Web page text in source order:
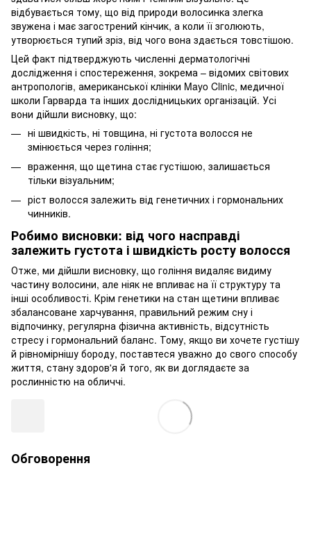
відбувається тому, що від природи волосинка злегка
звужена і має загострений кінчик, а коли її зголюють,
утворюється тупий зріз, від чого вона здається товстішою.
Цей факт підтверджують численні дерматологічні
дослідження і спостереження, зокрема – відомих світових
антропологів, американської клініки Mayo Clinic, медичної
школи Гарварда та інших дослідницьких організацій. Усі
вони дійшли висновку, що:
ні швидкість, ні товщина, ні густота волосся не
змінюється через гоління;
враження, що щетина стає густішою, залишається
тільки візуальним;
ріст волосся залежить від генетичних і гормональних
чинників.
Робимо висновки: від чого насправді
залежить густота і швидкість росту волосся
Отже, ми дійшли висновку, що гоління видаляє видиму
частину волосини, але ніяк не впливає на її структуру та
інші особливості. Крім генетики на стан щетини впливає
збалансоване харчування, правильний режим сну і
відпочинку, регулярна фізична активність, відсутність
стресу і гормональний баланс. Тому, якщо ви хочете густішу
й рівномірнішу бороду, поставтеся уважно до свого способу
життя, стану здоров'я й того, як ви доглядаєте за
рослинністю на обличчі.
Обговорення